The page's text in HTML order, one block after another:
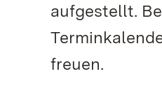
aufgestellt.
freuen.